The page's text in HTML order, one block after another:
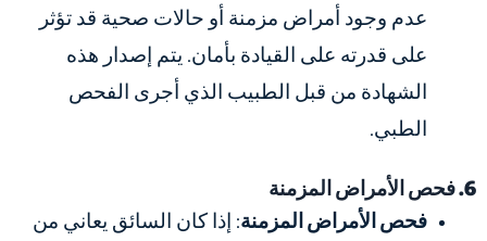
عدم وجود أمراض مزمنة أو حالات صحية قد تؤثر
على قدرته على القيادة بأمان. يتم إصدار هذه
الشهادة من قبل الطبيب الذي أجرى الفحص
الطبي.
6. فحص الأمراض المزمنة
فحص الأمراض المزمنة: إذا كان السائق يعاني من